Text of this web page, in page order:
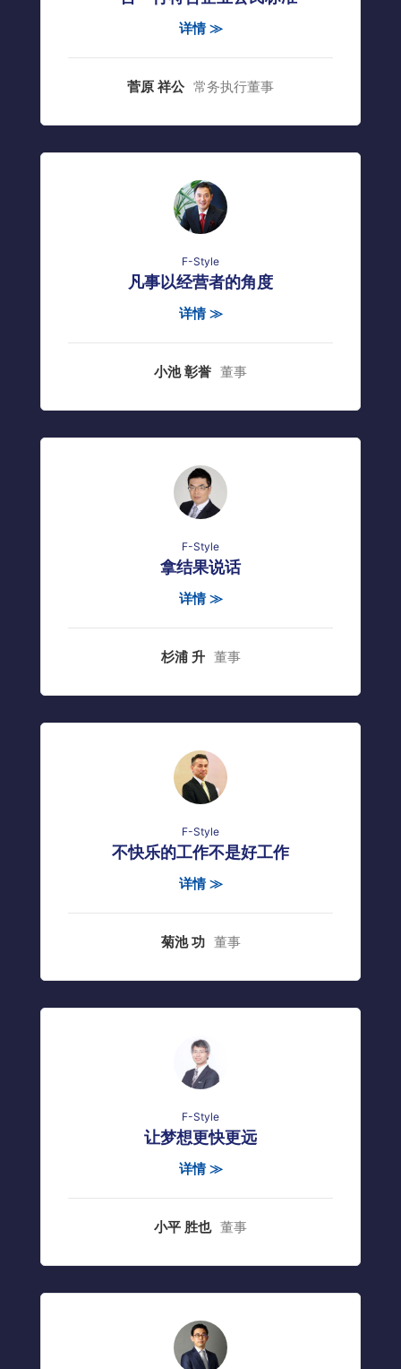
详情 ≫
菅原 祥公 常务执行董事
F-Style
凡事以经营者的角度
详情 ≫
小池 彰誉 董事
F-Style
拿结果说话
详情 ≫
杉浦 升 董事
F-Style
不快乐的工作不是好工作
详情 ≫
菊池 功 董事
F-Style
让梦想更快更远
详情 ≫
小平 胜也 董事